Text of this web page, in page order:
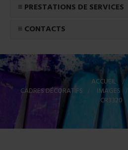
≡ PRESTATIONS DE SERVICES
≡ CONTACTS
ACCUEIL >
CADRES DÉCORATIFS > IMAGES >
CR3320